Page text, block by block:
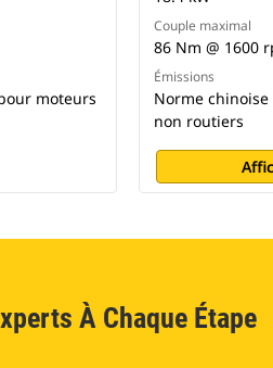
moteurs
Couple maximal
86 Nm @ 1600
Émissions
Norme
non routiers
À Chaque Étape